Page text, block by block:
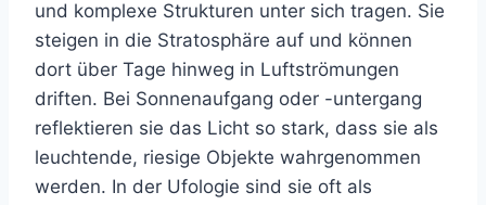
und komplexe Strukturen unter sich tragen. Sie
steigen in die Stratosphäre auf und können
dort über Tage hinweg in Luftströmungen
driften. Bei Sonnenaufgang oder -untergang
reflektieren sie das Licht so stark, dass sie als
leuchtende, riesige Objekte wahrgenommen
werden. In der Ufologie sind sie oft als